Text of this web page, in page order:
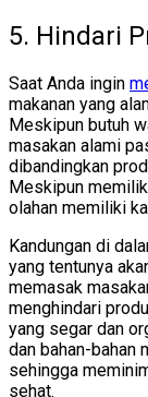
5. Hindari
Saat Anda ingin
makanan yang
Meskipun butuh
masakan alami
dibandingkan
Meskipun
olahan memiliki
Kandungan di
yang tentunya
memasak
menghindari
yang segar dan
dan bahan-bahan
sehingga
sehat.